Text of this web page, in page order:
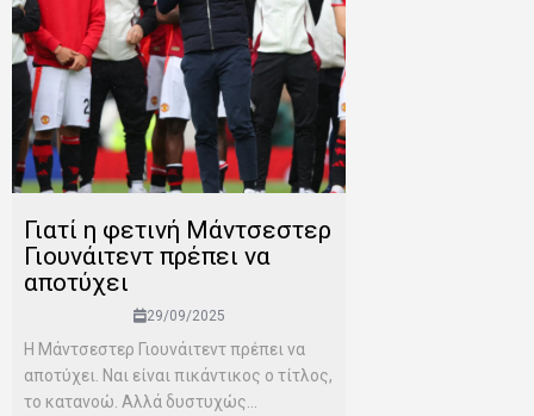
Γιατί η φετινή Μάντσεστερ
Γιουνάιτεντ πρέπει να
αποτύχει
29/09/2025
Η Μάντσεστερ Γιουνάιτεντ πρέπει να
αποτύχει. Ναι είναι πικάντικος ο τίτλος,
το κατανοώ. Αλλά δυστυχώς...